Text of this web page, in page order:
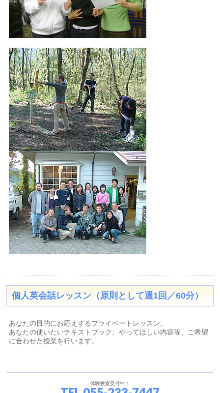
個人英会話レッスン（原則として週1回／60分）
あなたの目的にお応えするプライベートレッスン。
あなたの使いたいテキストブック、やってほしい内容等、ご希望
に合わせた授業を行います。
体験教室受付中！